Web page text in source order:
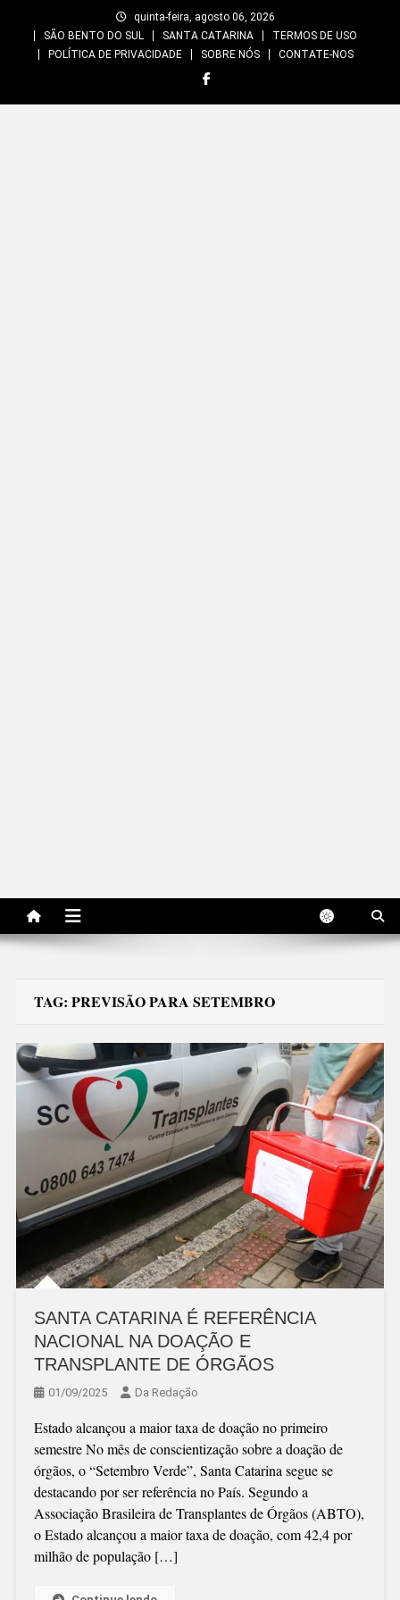
quinta-feira, agosto 06, 2026
SÃO BENTO DO SUL
SANTA CATARINA
TERMOS DE USO
POLÍTICA DE PRIVACIDADE
SOBRE NÓS CONTATE-NOS
TAG: PREVISÃO PARA SETEMBRO
SANTA CATARINA É REFERÊNCIA
NACIONAL NA DOAÇÃO E
TRANSPLANTE DE ÓRGÃOS
01/09/2025 Da Redação
Estado alcançou a maior taxa de doação no primeiro
semestre No mês de conscientização sobre a doação de
órgãos, o “Setembro Verde”, Santa Catarina segue se
destacando por ser referência no País. Segundo a
Associação Brasileira de Transplantes de Órgãos (ABTO),
o Estado alcançou a maior taxa de doação, com 42,4 por
milhão de população […]